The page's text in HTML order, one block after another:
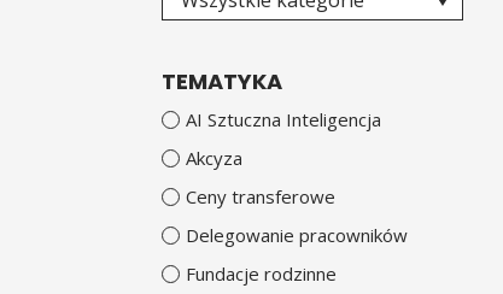
TEMATYKA
AI Sztuczna Inteligencja
Akcyza
Ceny transferowe
Delegowanie pracowników
Fundacje rodzinne